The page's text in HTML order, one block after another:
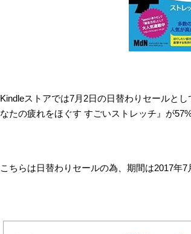
Kindleストアでは7月2日の日替わりセールと
なたの疲れをほぐす すごいストレッチ』が
こちらは日替わりセールの為、期間は2017年7